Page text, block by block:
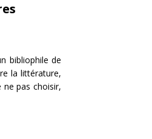
bibliophile de
la littérature,
ne pas choisir,